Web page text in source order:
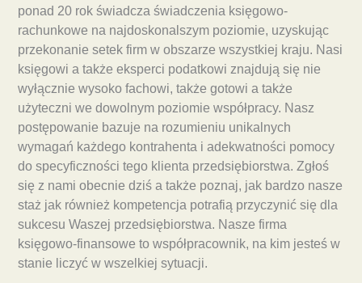
ponad 20 rok świadcza świadczenia księgowo-
rachunkowe na najdoskonalszym poziomie, uzyskując
przekonanie setek firm w obszarze wszystkiej kraju. Nasi
księgowi a także eksperci podatkowi znajdują się nie
wyłącznie wysoko fachowi, także gotowi a także
użyteczni we dowolnym poziomie współpracy. Nasz
postępowanie bazuje na rozumieniu unikalnych
wymagań każdego kontrahenta i adekwatności pomocy
do specyficzności tego klienta przedsiębiorstwa. Zgłoś
się z nami obecnie dziś a także poznaj, jak bardzo nasze
staż jak również kompetencja potrafią przyczynić się dla
sukcesu Waszej przedsiębiorstwa. Nasze firma
księgowo-finansowe to współpracownik, na kim jesteś w
stanie liczyć w wszelkiej sytuacji.